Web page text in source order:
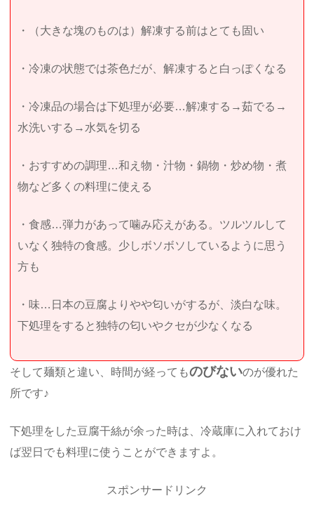
・（大きな塊のものは）解凍する前はとても固い
・冷凍の状態では茶色だが、解凍すると白っぽくなる
・冷凍品の場合は下処理が必要…解凍する→茹でる→
水洗いする→水気を切る
・おすすめの調理…和え物・汁物・鍋物・炒め物・煮
物など多くの料理に使える
・食感…弾力があって噛み応えがある。ツルツルして
いなく独特の食感。少しボソボソしているように思う
方も
・味…日本の豆腐よりやや匂いがするが、淡白な味。
下処理をすると独特の匂いやクセが少なくなる
そして麺類と違い、時間が経ってものびないのが優れた
所です♪
下処理をした豆腐干絲が余った時は、冷蔵庫に入れておけ
ば翌日でも料理に使うことができますよ。
スポンサードリンク